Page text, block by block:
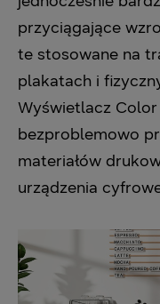
przyciągające
te stosowane na
plakatach i
Wyświetlacz
bezproblemowo
materiałów
urządzenia